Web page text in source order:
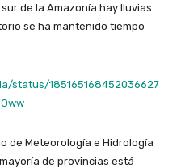
de la Amazonía hay lluvias
se ha mantenido tiempo
status/185165168452036627
de Meteorología e Hidrología
de provincias está